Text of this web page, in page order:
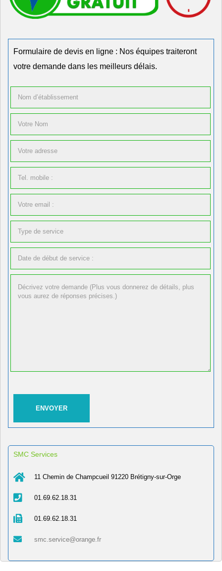
Formulaire de devis en ligne : Nos équipes traiteront
votre demande dans les meilleurs délais.
SMC Services
11 Chemin de Champcueil 91220 Brétigny-sur-Orge
01.69.62.18.31
01.69.62.18.31
smc.service@orange.fr